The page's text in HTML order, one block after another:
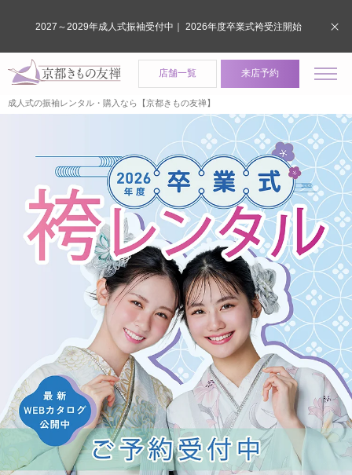
店舗一覧 来店予約
成人式の振袖レンタル・購入なら【京都きもの友禅】
2027～2029年成人式振袖受付中｜ 2026年度卒業式袴受注開始